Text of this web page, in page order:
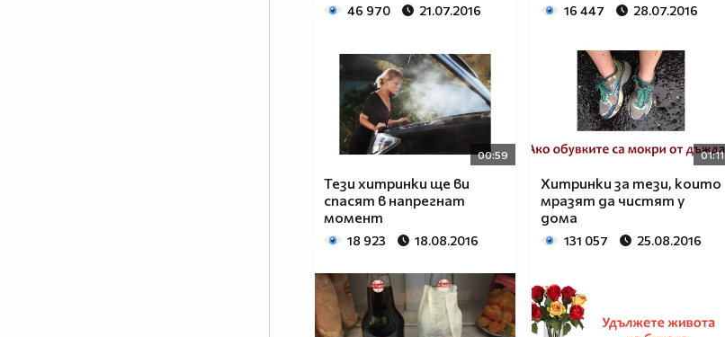
46 970 21.07.2016 16 447 28.07.2016
00:59
Тези хитринки ще ви
спасят в напрегнат
момент
18 923 18.08.2016
01:11
Хитринки за тези, които
мразят да чистят у
дома
131 057 25.08.2016